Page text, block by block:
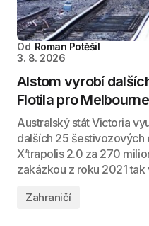
Od Roman Potěšil
3. 8. 2026
Alstom vyrobí
Flotila pro
Australský stát Victoria
dalších 25
X’trapolis 2.0 za 270
zakázkou z roku 2021
Zahraničí